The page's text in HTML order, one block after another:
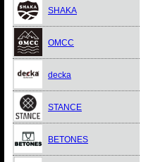
SHAKA
OMCC
decka
STANCE
BETONES